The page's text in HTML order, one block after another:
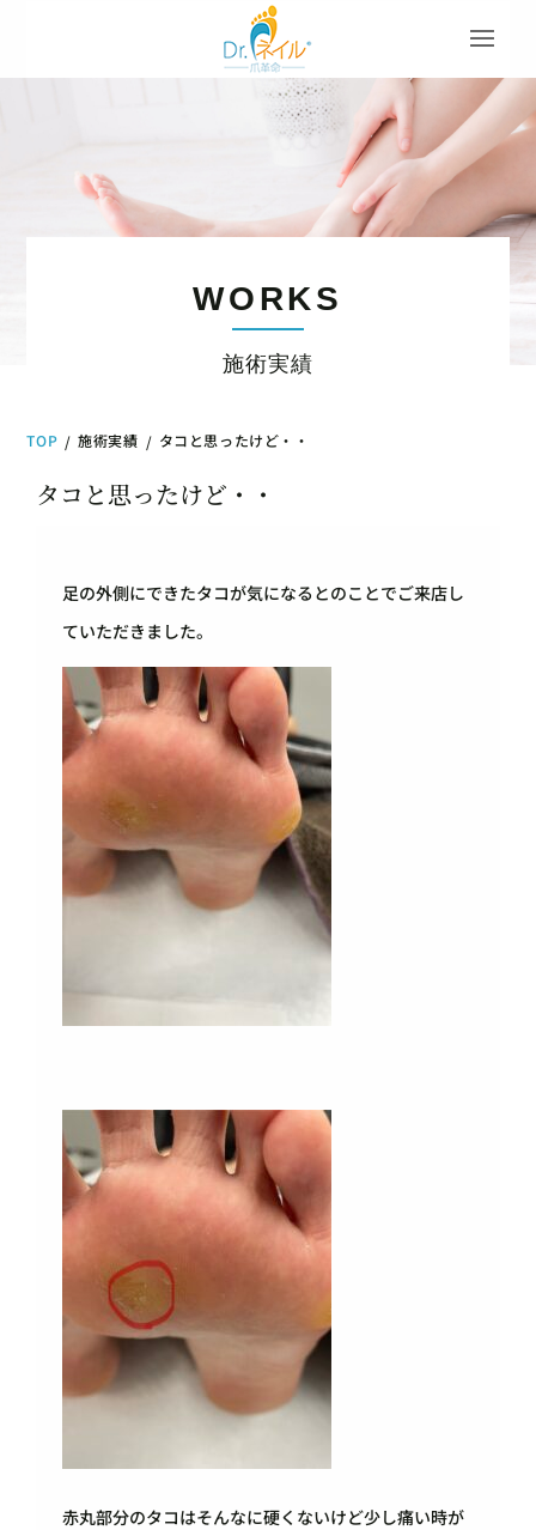
WORKS
施術実績
TOP / 施術実績 / タコと思ったけど・・
タコと思ったけど・・
足の外側にできたタコが気になるとのことでご来店し
ていただきました。
赤丸部分のタコはそんなに硬くないけど少し痛い時が